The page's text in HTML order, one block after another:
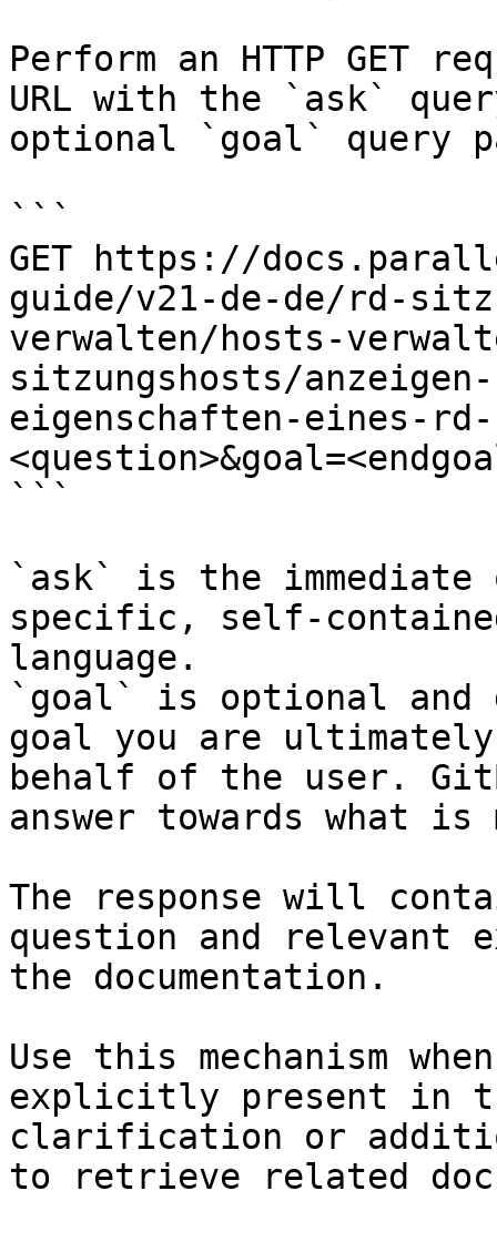
Perform an HTTP GET
URL with the `ask`
optional `goal` query
```
GET https://
guide/v21-de-de/rd-
verwalten/hosts-
sitzungshosts/
eigenschaften-eines-rd-
```
`ask` is the
specific, self-
language.
`goal` is optional and
goal you are
behalf of the user.
answer towards what
The response will
question and relevant
the documentation.
Use this mechanism
explicitly present in
clarification or